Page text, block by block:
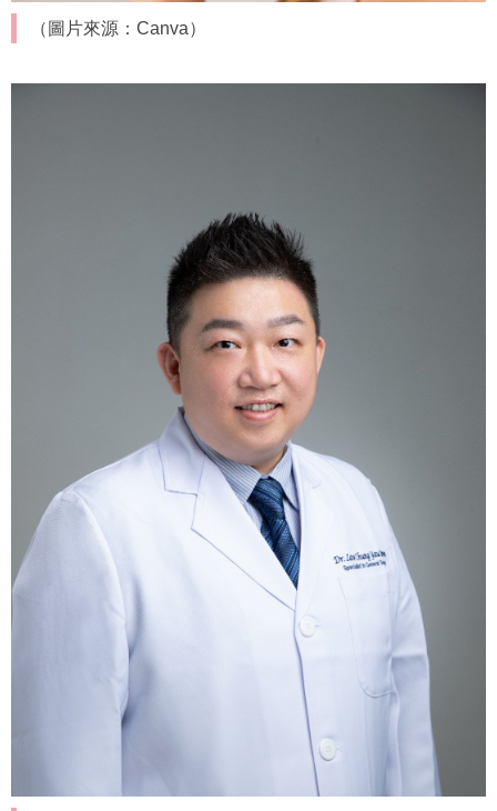
（圖片來源：Canva）